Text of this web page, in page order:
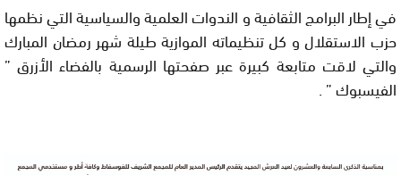
في إطار البرامج الثقافية و الندوات العلمية والسياسية التي نظمها
حزب الاستقلال و كل تنظيماته الموازية طيلة شهر رمضان المبارك
والتي لاقت متابعة كبيرة عبر صفحتها الرسمية بالفضاء الأزرق ”
الفيسبوك ” .